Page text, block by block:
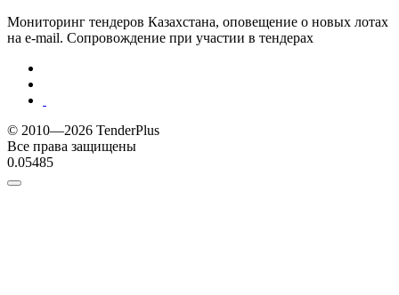
Мониторинг тендеров Казахстана, оповещение о новых лотах
на e-mail. Сопровождение при участии в тендерах
© 2010—2026 TenderPlus
Все права защищены
0.05485